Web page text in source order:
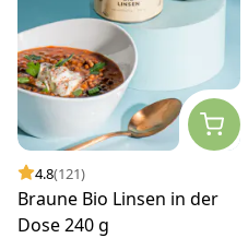
4.8(121)
Braune Bio Linsen in der
Dose 240 g